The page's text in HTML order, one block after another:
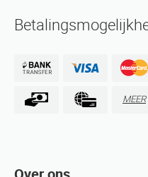
MEER